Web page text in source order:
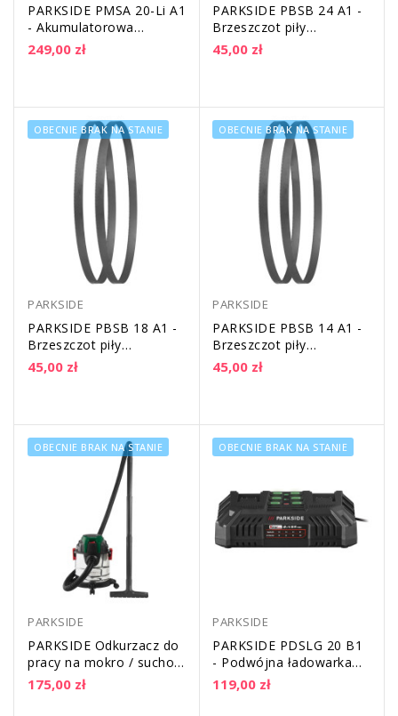
PARKSIDE PMSA 20-Li A1
- Akumulatorowa
szlifierka wielofunkcyjna
20 V
249,00 zł
PARKSIDE PBSB 24 A1 -
Brzeszczot piły
taśmowej - 2 sztuki |
podziałka zębów:...
45,00 zł
OBECNIE BRAK NA STANIE
PARKSIDE
PARKSIDE PBSB 18 A1 -
Brzeszczot piły
taśmowej - 2 sztuki |
podziałka zębów:...
45,00 zł
OBECNIE BRAK NA STANIE
PARKSIDE
PARKSIDE PBSB 14 A1 -
Brzeszczot piły
taśmowej - 2 sztuki |
podziałka zębów:...
45,00 zł
OBECNIE BRAK NA STANIE
PARKSIDE
PARKSIDE Odkurzacz do
pracy na mokro / sucho
PWD 12 B1 | 1200 W
175,00 zł
OBECNIE BRAK NA STANIE
PARKSIDE
PARKSIDE PDSLG 20 B1
- Podwójna ładowarka
20 V | 2 x 4,5 A
119,00 zł